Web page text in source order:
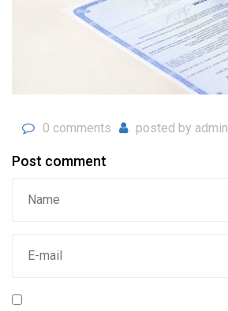
0 comments posted by admin
Post comment